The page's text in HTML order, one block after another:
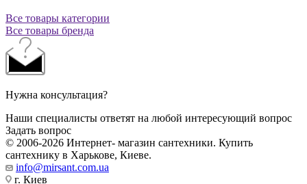
Все товары категории
Все товары бренда
Нужна консультация?
Наши специалисты ответят на любой интересующий вопрос
Задать вопрос
© 2006-2026 Интернет- магазин сантехники. Купить
сантехнику в Харькове, Киеве.
info@mirsant.com.ua
г. Киев